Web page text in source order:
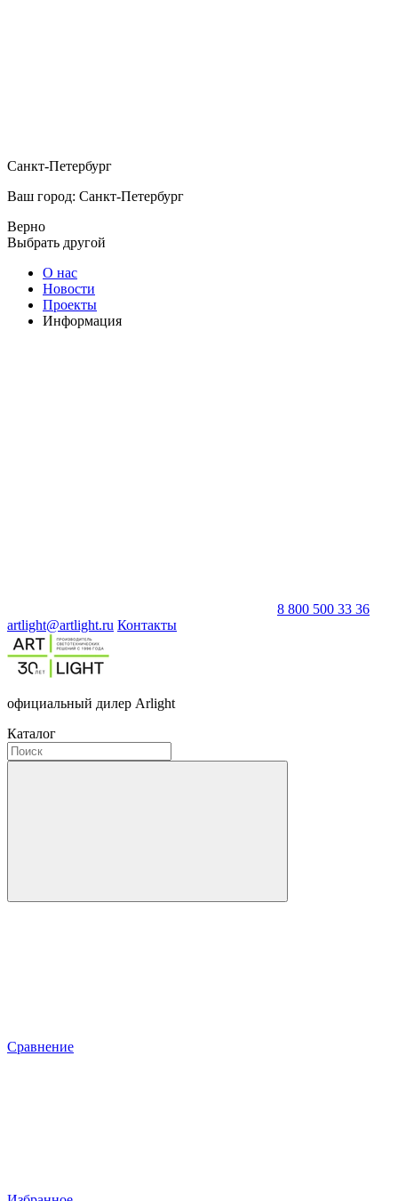
Санкт-Петербург
Ваш город: Санкт-Петербург
Верно
Выбрать другой
О нас
Новости
Проекты
Информация
8 800 500 33 36
artlight@artlight.ru Контакты
официальный дилер Arlight
Каталог
Сравнение